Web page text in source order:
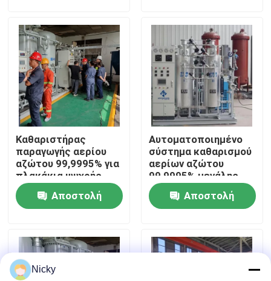
Επισκεψή εργοστασίου
Έλεγχος ποιότητας
Επικοινωνήστε μαζί μας
Ειδήσεις
Ζητήστε μια προσφορά
Παραγωγοί αζώτου PSA
Γεννήτρια αζώτου υψηλής αγνότητας
Καθαριστήρας
παραγωγής αερίου
αζώτου 99,9995% για
πλακάκια ψυχρής
έλασης
Αποστολή
Αυτοματοποιημένο
σύστημα καθαρισμού
αερίων αζώτου
99,9995% μεγάλης
χωρητικότητας
Αποστολή
Nicky